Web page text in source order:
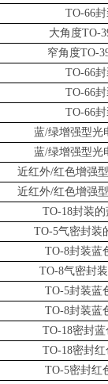
TO-66
大角度TO-
窄角度TO-
TO-66
TO-66
TO-66
蓝/绿增强型光
蓝/绿增强型光
近红外/红色增强
近红外/红色增强
TO-18封装的
TO-5气密封装
TO-8封装蓝
TO-8气密封
TO-5封装蓝
TO-8封装蓝
TO-18密封蓝
TO-18密封红
TO-5密封红